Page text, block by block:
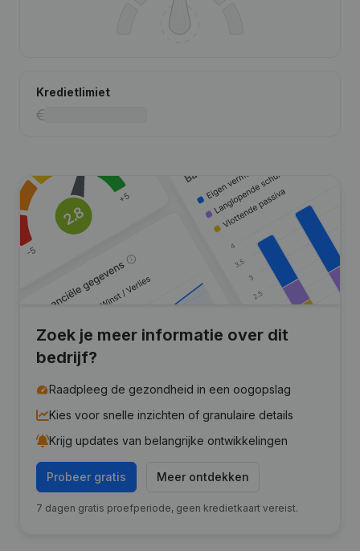
Kredietlimiet
Zoek je meer informatie over dit
bedrijf?
Raadpleeg de gezondheid in een oogopslag
Kies voor snelle inzichten of granulaire details
Krijg updates van belangrijke ontwikkelingen
Probeer gratis Meer ontdekken
7 dagen gratis proefperiode, geen kredietkaart vereist.